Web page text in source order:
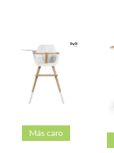
Más caro